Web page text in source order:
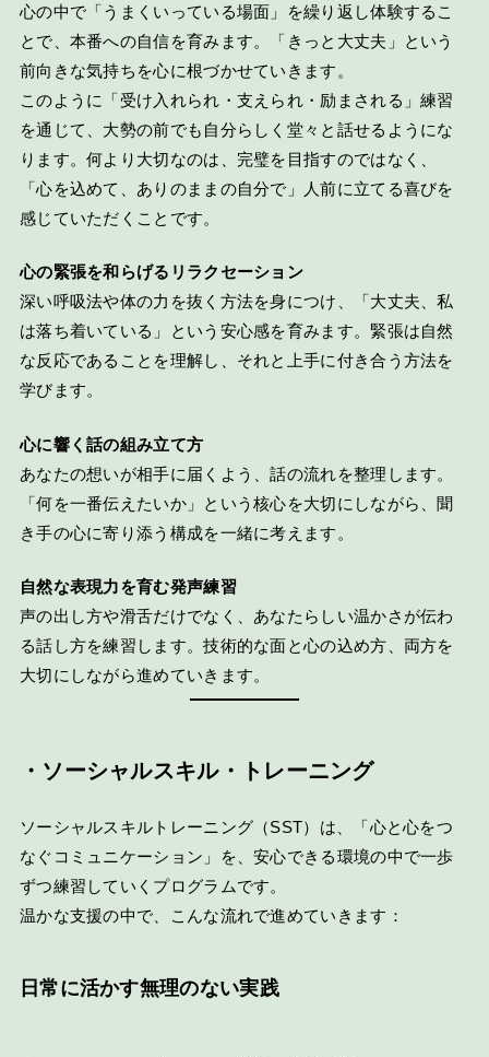
心の中で「うまくいっている場面」を繰り返し体験するこ
とで、本番への自信を育みます。「きっと大丈夫」という
前向きな気持ちを心に根づかせていきます。
このように「受け入れられ・支えられ・励まされる」練習
を通じて、大勢の前でも自分らしく堂々と話せるようにな
ります。何より大切なのは、完璧を目指すのではなく、
「心を込めて、ありのままの自分で」人前に立てる喜びを
感じていただくことです。
心の緊張を和らげるリラクセーション
深い呼吸法や体の力を抜く方法を身につけ、「大丈夫、私
は落ち着いている」という安心感を育みます。緊張は自然
な反応であることを理解し、それと上手に付き合う方法を
学びます。
心に響く話の組み立て方
あなたの想いが相手に届くよう、話の流れを整理します。
「何を一番伝えたいか」という核心を大切にしながら、聞
き手の心に寄り添う構成を一緒に考えます。
自然な表現力を育む発声練習
声の出し方や滑舌だけでなく、あなたらしい温かさが伝わ
る話し方を練習します。技術的な面と心の込め方、両方を
大切にしながら進めていきます。
・ソーシャルスキル・トレーニング
ソーシャルスキルトレーニング（SST）は、「心と心をつ
なぐコミュニケーション」を、安心できる環境の中で一歩
ずつ練習していくプログラムです。
温かな支援の中で、こんな流れで進めていきます：
日常に活かす無理のない実践